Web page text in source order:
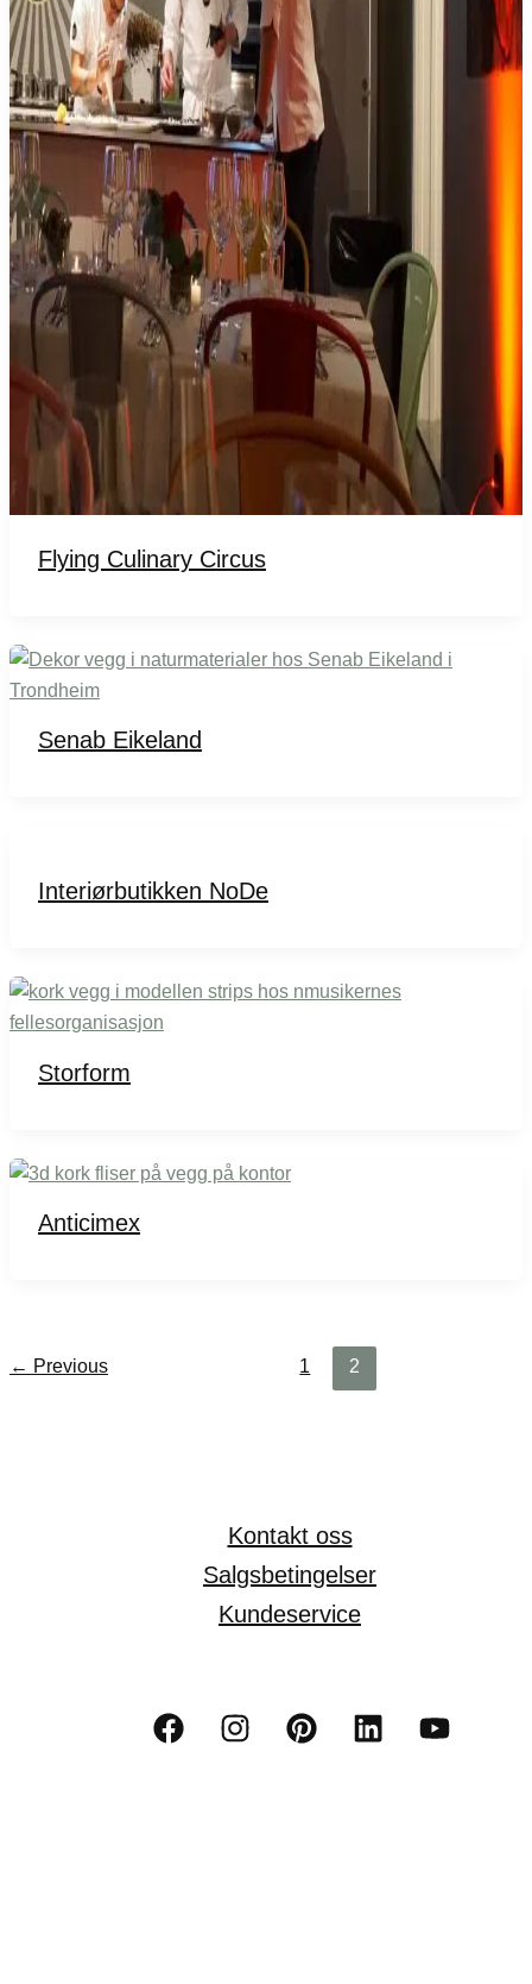
Flying Culinary Circus
Senab Eikeland
Interiørbutikken NoDe
Storform
Anticimex
← Previous 1 2
Kontakt oss
Salgsbetingelser
Kundeservice